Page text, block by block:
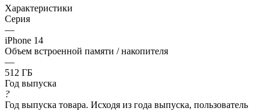
Характеристики
Серия
—
iPhone 14
Объем встроенной памяти / накопителя
—
512 ГБ
Год выпуска
?
Год выпуска товара. Исходя из года выпуска, пользователь